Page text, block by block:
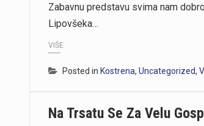
Zabavnu predstavu svima nam
Lipovšeka…
VIŠE
Posted in Kostrena, Uncategorized,
Na Trsatu Se Za Velu